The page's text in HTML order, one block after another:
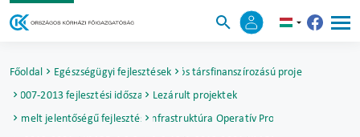
Főoldal Egészségügyi fejlesztésekUniós társfinanszírozású projektek
2007-2013 fejlesztési időszak Lezárult projektek
Kiemelt jelentőségű fejlesztésekTársadalmi Infrastruktúra Operatív Program (TIOP)